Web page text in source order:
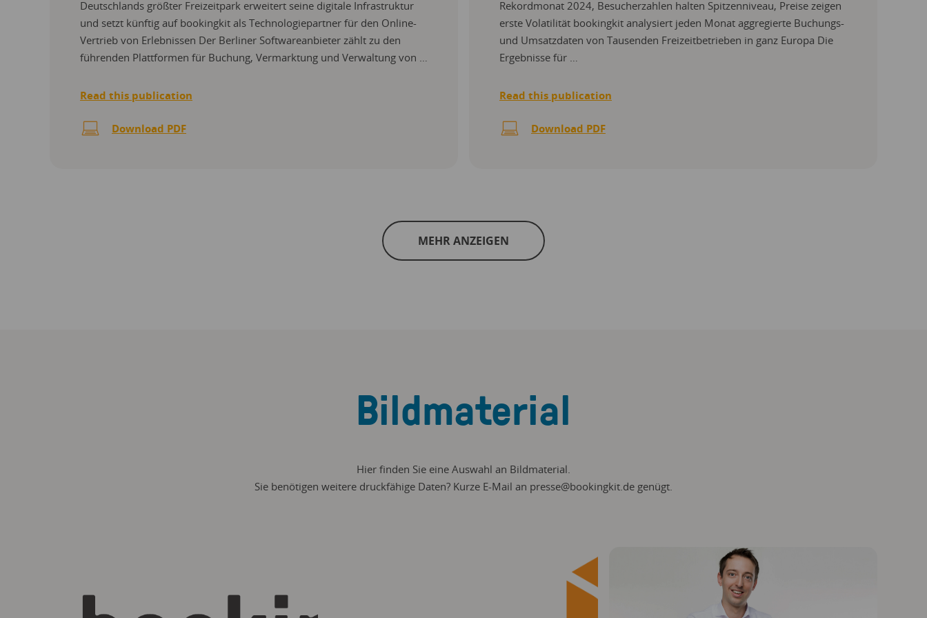
Deutschlands größter Freizeitpark erweitert seine digitale Infrastruktur
und setzt künftig auf bookingkit als Technologiepartner für den Online-
Vertrieb von Erlebnissen Der Berliner Softwareanbieter zählt zu den
führenden Plattformen für Buchung, Vermarktung und Verwaltung von …
Read this publication
Download PDF
Rekordmonat 2024, Besucherzahlen halten Spitzenniveau, Preise zeigen
erste Volatilität bookingkit analysiert jeden Monat aggregierte Buchungs-
und Umsatzdaten von Tausenden Freizeitbetrieben in ganz Europa Die
Ergebnisse für …
Read this publication
Download PDF
MEHR ANZEIGEN
Bildmaterial
Hier finden Sie eine Auswahl an Bildmaterial.
Sie benötigen weitere druckfähige Daten? Kurze E-Mail an presse@bookingkit.de genügt.